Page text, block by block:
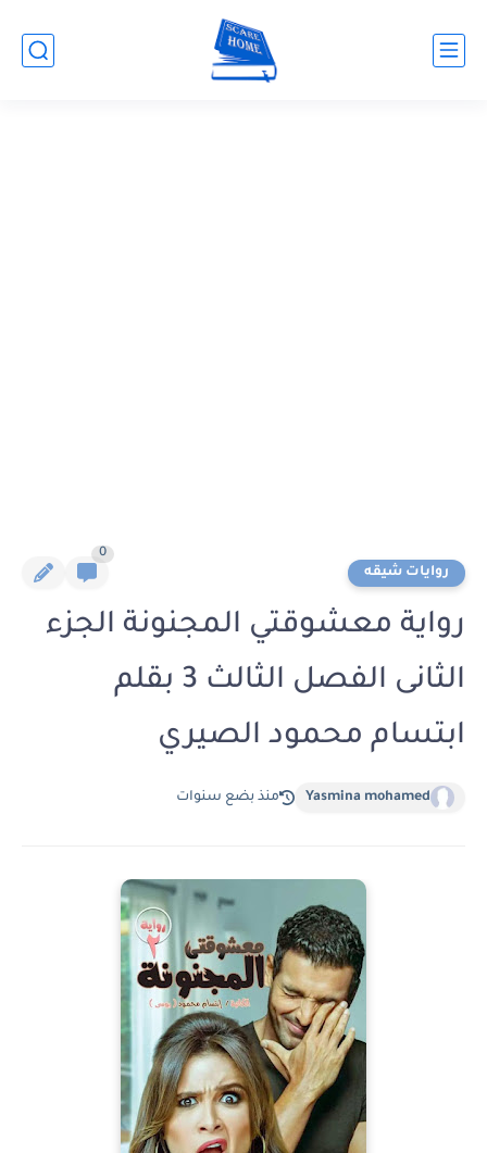
روايات شيقه
0
رواية معشوقتي المجنونة الجزء
الثانى الفصل الثالث 3 بقلم
ابتسام محمود الصيري
Yasmina mohamed منذ بضع سنوات